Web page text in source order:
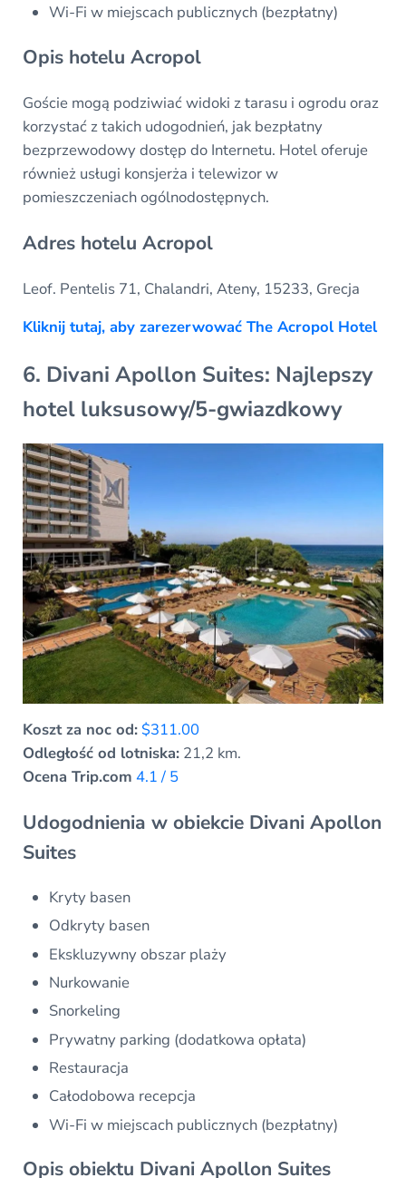
Wi-Fi w miejscach publicznych (bezpłatny)
Opis hotelu Acropol
Goście mogą podziwiać widoki z tarasu i ogrodu oraz
korzystać z takich udogodnień, jak bezpłatny
bezprzewodowy dostęp do Internetu. Hotel oferuje
również usługi konsjerża i telewizor w
pomieszczeniach ogólnodostępnych.
Adres hotelu Acropol
Leof. Pentelis 71, Chalandri, Ateny, 15233, Grecja
Kliknij tutaj, aby zarezerwować The Acropol Hotel
6. Divani Apollon Suites: Najlepszy
hotel luksusowy/5-gwiazdkowy
Koszt za noc od: $311.00
Odległość od lotniska:21,2 km.
Ocena Trip.com 4.1 / 5
Udogodnienia w obiekcie Divani Apollon
Suites
Kryty basen
Odkryty basen
Ekskluzywny obszar plaży
Nurkowanie
Snorkeling
Prywatny parking (dodatkowa opłata)
Restauracja
Całodobowa recepcja
Wi-Fi w miejscach publicznych (bezpłatny)
Opis obiektu Divani Apollon Suites